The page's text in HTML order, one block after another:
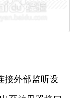
接外部监听设